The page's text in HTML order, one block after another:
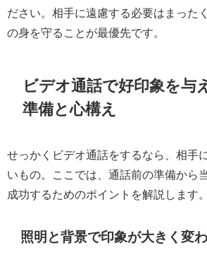
ださい。相手に遠慮する必要はまった
の身を守ることが最優先です。
ビデオ通話で好印象を与
準備と心構え
せっかくビデオ通話をするなら、相手
いもの。ここでは、通話前の準備から
成功するためのポイントを解説します。
照明と背景で印象が大きく変